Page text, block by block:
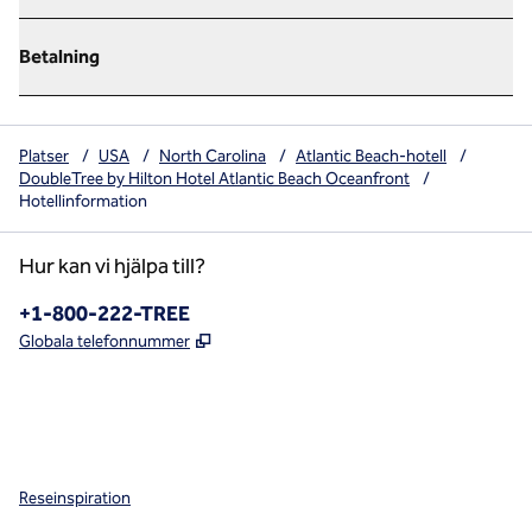
Betalning
Platser / USA / North Carolina / Atlantic Beach-hotell
/
DoubleTree by Hilton Hotel Atlantic Beach Oceanfront
/
Hotellinformation
Hur kan vi hjälpa till?
Telefon:
+1-800-222-TREE
Globala telefonnummer ,
Reseinspiration